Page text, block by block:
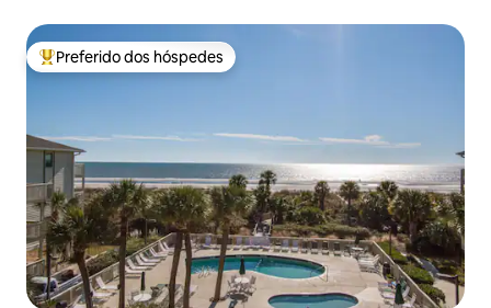
Entre os melhores preferidos dos hóspedes
Preferido dos hóspedes